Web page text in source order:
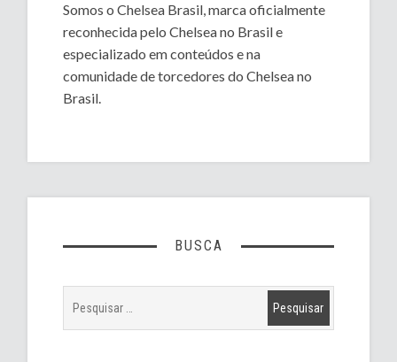
Somos o Chelsea Brasil, marca oficialmente
reconhecida pelo Chelsea no Brasil e
especializado em conteúdos e na
comunidade de torcedores do Chelsea no
Brasil.
BUSCA